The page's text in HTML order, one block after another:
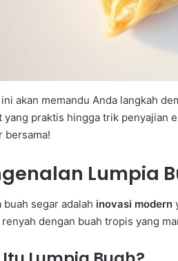
akan memandu Anda langkah
yang praktis hingga trik penyajian
bersama!
Lumpia
buah segar adalah inovasi modern
renyah dengan buah tropis yang